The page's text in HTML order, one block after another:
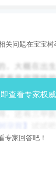
关问题在宝宝
查看专家权
专家回答吧！